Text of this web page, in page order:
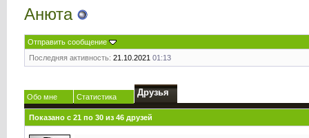
Анюта
Отправить сообщение
Последняя активность: 21.10.2021 01:13
Обо мне Статистика Друзья
Показано с 21 по 30 из 46 друзей